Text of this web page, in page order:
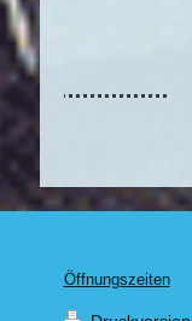
Öffnungszeiten